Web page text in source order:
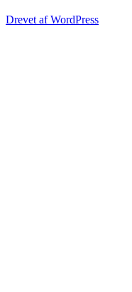
Drevet af WordPress